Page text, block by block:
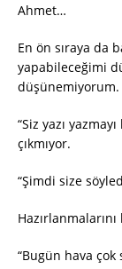
Ahmet…
En ön sıraya da
yapabileceğimi
düşünemiyorum.
“Siz yazı
çıkmıyor.
“Şimdi size
“Bugün hava çok